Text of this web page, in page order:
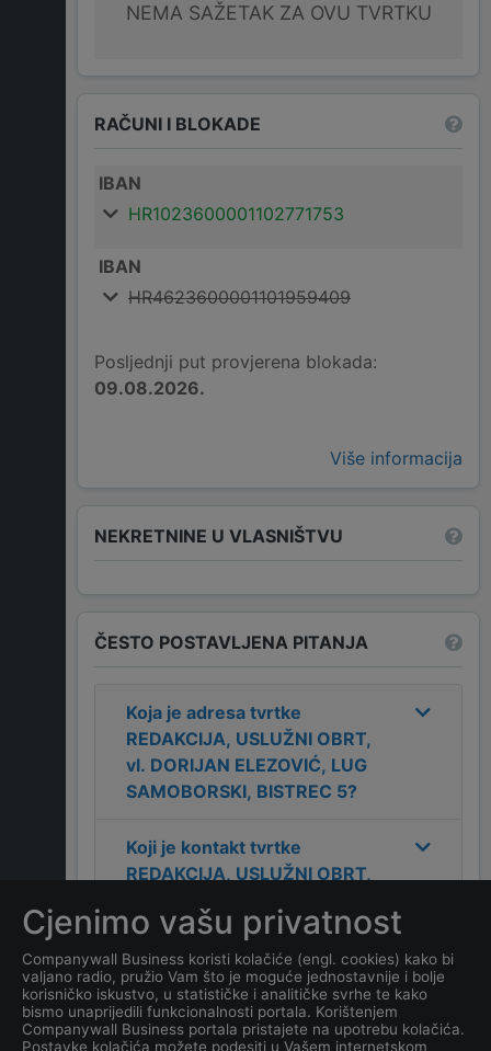
NEMA SAŽETAK ZA OVU TVRTKU
RAČUNI I BLOKADE
IBAN
HR1023600001102771753
IBAN
HR4623600001101959409
Posljednji put provjerena blokada:
09.08.2026.
Više informacija
NEKRETNINE U VLASNIŠTVU
ČESTO POSTAVLJENA PITANJA
Koja je adresa tvrtke
REDAKCIJA, USLUŽNI OBRT,
vl. DORIJAN ELEZOVIĆ, LUG
SAMOBORSKI, BISTREC 5?
Koji je kontakt tvrtke
REDAKCIJA, USLUŽNI OBRT,
SAMOBORSKI, BISTREC 5?
Koji je datum osnivanja
tvrtkeREDAKCIJA, USLUŽNI
OBRT, vl. DORIJAN
Cjenimo vašu privatnost
Companywall Business koristi kolačiće (engl. cookies) kako bi
valjano radio, pružio Vam što je moguće jednostavnije i bolje
korisničko iskustvo, u statističke i analitičke svrhe te kako
bismo unaprijedili funkcionalnosti portala. Korištenjem
Companywall Business portala pristajete na upotrebu kolačića.
Postavke kolačića možete podesiti u Vašem internetskom